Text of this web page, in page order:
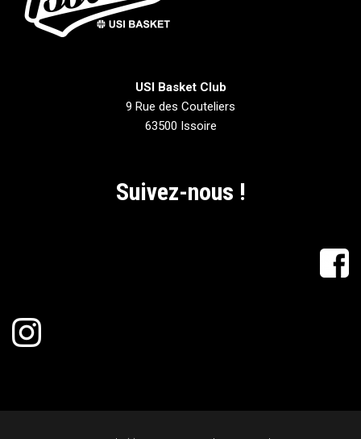
USI Basket Club
9 Rue des Couteliers
63500 Issoire
Suivez-nous !